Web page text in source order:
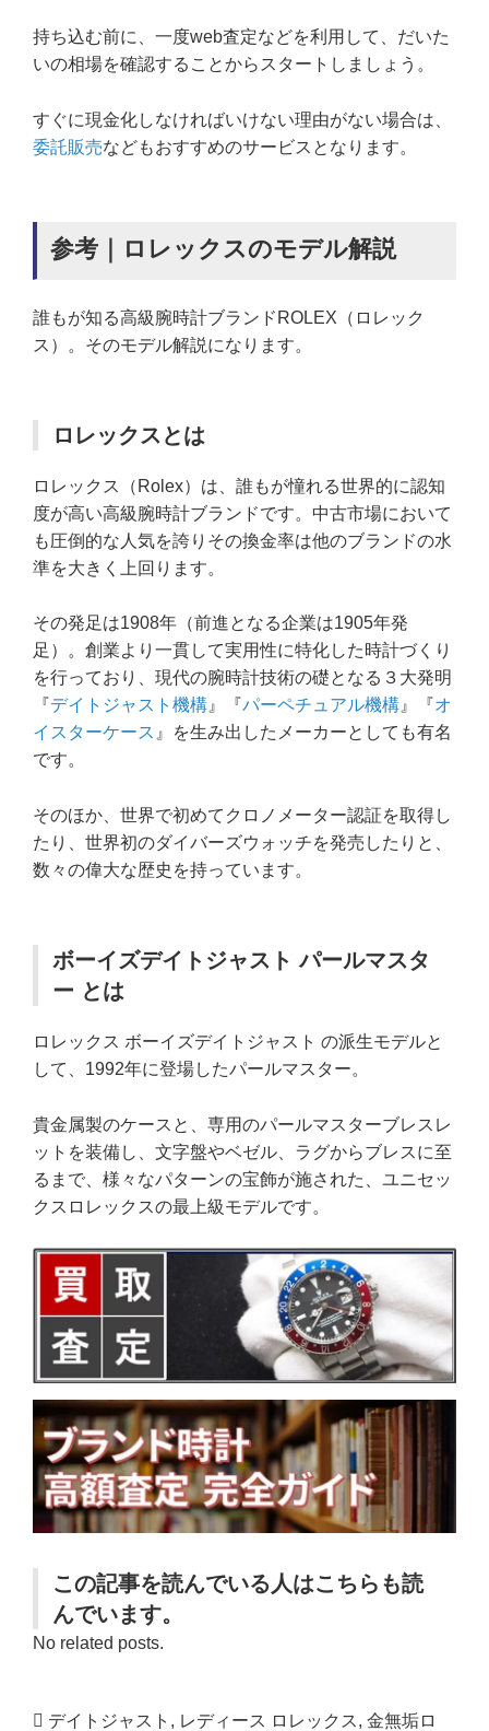
持ち込む前に、一度web査定などを利用して、だいた
いの相場を確認することからスタートしましょう。
すぐに現金化しなければいけない理由がない場合は、
委託販売などもおすすめのサービスとなります。
参考｜ロレックスのモデル解説
誰もが知る高級腕時計ブランドROLEX（ロレック
ス）。そのモデル解説になります。
ロレックスとは
ロレックス（Rolex）は、誰もが憧れる世界的に認知
度が高い高級腕時計ブランドです。中古市場において
も圧倒的な人気を誇りその換金率は他のブランドの水
準を大きく上回ります。
その発足は1908年（前進となる企業は1905年発
足）。創業より一貫して実用性に特化した時計づくり
を行っており、現代の腕時計技術の礎となる３大発明
『デイトジャスト機構 』『パーペチュアル機構 』『オ
イスターケース 』を生み出したメーカーとしても有名
です。
そのほか、世界で初めてクロノメーター認証を取得し
たり、世界初のダイバーズウォッチを発売したりと、
数々の偉大な歴史を持っています。
ボーイズデイトジャスト パールマスタ
ー とは
ロレックス ボーイズデイトジャスト の派生モデルと
して、1992年に登場したパールマスター。
貴金属製のケースと、専用のパールマスターブレスレ
ットを装備し、文字盤やベゼル、ラグからブレスに至
るまで、様々なパターンの宝飾が施された、ユニセッ
クスロレックスの最上級モデルです。
この記事を読んでいる人はこちらも読
んでいます。
No related posts.
デイトジャスト , レディース ロレックス, 金無垢ロ